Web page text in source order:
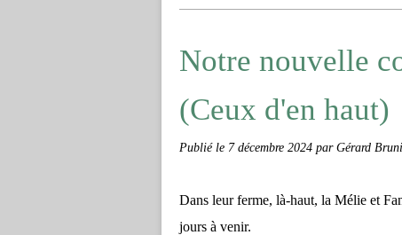
Notre nouvelle
(Ceux d'en haut)
Publié le 7 décembre 2024 par Gérard
Dans leur ferme, là-haut, la Mélie et
jours à venir.